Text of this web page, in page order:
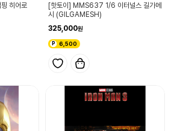
히어로
[핫토이] MMS637 1/6 이터널스 길가메
시 (GILGAMESH)
325,000
6,500